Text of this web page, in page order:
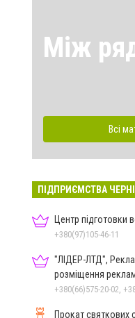
Між
Всі
ПІДПРИЄМСТВА
Центр підготовки
+380(97)105-46-11
"ЛІДЕР-ЛТД",
розміщення
реклама
+380(66)575-20-02,
Прокат святкових